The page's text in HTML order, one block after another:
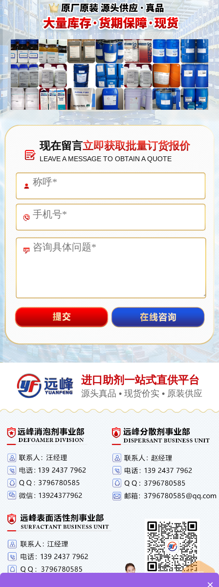
现在留言立即获取批量订货报价
LEAVE A MESSAGE TO OBTAIN A QUOTE
进口助剂一站式直供平台
源头真品 • 现货价实 • 原装供应